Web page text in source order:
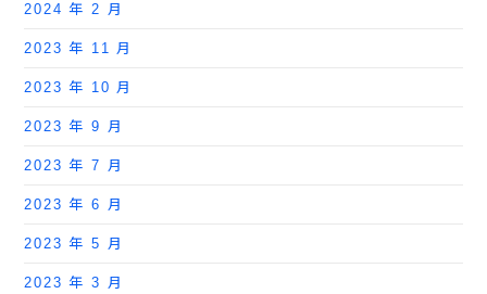
2024 年 2 月
2023 年 11 月
2023 年 10 月
2023 年 9 月
2023 年 7 月
2023 年 6 月
2023 年 5 月
2023 年 3 月